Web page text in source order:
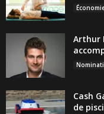
Arthur
Cash
de